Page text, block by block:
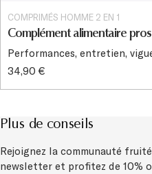
COMPRIMÉS HOMME 2 EN 1
Complément alimentaire
Performances, entretien,
34,90 €
Plus de conseils
Rejoignez la communauté
newsletter et profitez de 10%